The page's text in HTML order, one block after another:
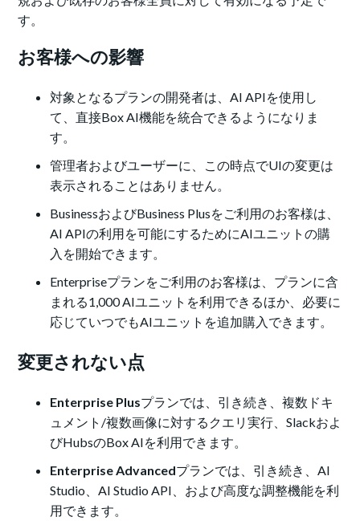
す。
お客様への影響
対象となるプランの開発者は、AI APIを使用し
て、直接Box AI機能を統合できるようになりま
す。
管理者およびユーザーに、この時点でUIの変更は
表示されることはありません。
BusinessおよびBusiness Plusをご利用のお客様は、
AI APIの利用を可能にするためにAIユニットの購
入を開始できます。
Enterpriseプランをご利用のお客様は、プランに含
まれる1,000 AIユニットを利用できるほか、必要に
応じていつでもAIユニットを追加購入できます。
変更されない点
Enterprise Plusプランでは、引き続き、複数ドキ
ュメント/複数画像に対するクエリ実行、Slackおよ
びHubsのBox AIを利用できます。
Enterprise Advancedプランでは、引き続き、AI
Studio、AI Studio API、および高度な調整機能を利
用できます。